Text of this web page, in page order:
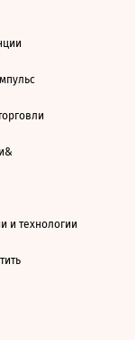
и технологии